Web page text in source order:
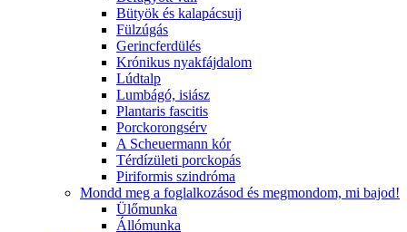
Bütyök és kalapácsujj
Fülzúgás
Gerincferdülés
Krónikus nyakfájdalom
Lúdtalp
Lumbágó, isiász
Plantaris fascitis
Porckorongsérv
A Scheuermann kór
Térdízületi porckopás
Piriformis szindróma
Mondd meg a foglalkozásod és megmondom, mi bajod!
Ülőmunka
Állómunka